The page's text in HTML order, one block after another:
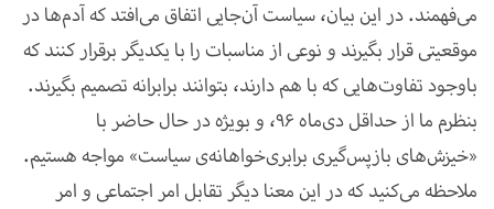
می‌فهمند. در این بیان، سیاست آن‌جایی اتفاق می‌افتد که آدم‌ها در
موقعیتی قرار بگیرند و نوعی از مناسبات را با یکدیگر برقرار کنند که
باوجود تفاوت‌هایی که با هم دارند، بتوانند برابرانه تصمیم بگیرند.
بنظرم ما از حداقل دی‌ماه 96، و بویژه در حال حاضر با
«خیزش‌های بازپس‌گیری برابری‌خواهانه‌ی سیاست» مواجه هستیم.
ملاحظه می‌کنید که در این معنا دیگر تقابل امر اجتماعی و امر